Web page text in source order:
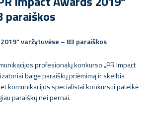
paraiškos
varžytuvėse – 83 paraiškos
profesionalų konkurso „PR Impact
baigė paraiškų priėmimą ir skelbia
komunikacijos specialistai konkursui pateikė
paraiškų nei pernai.